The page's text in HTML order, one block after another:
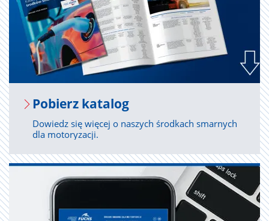
Po­bierz ka­ta­log
Dowiedz się więcej o naszych środkach smarnych
dla motoryzacji.